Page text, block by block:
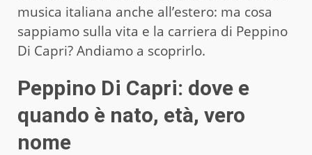
musica italiana anche all’estero: ma cosa
sappiamo sulla vita e la carriera di Peppino
Di Capri? Andiamo a scoprirlo.
Peppino Di Capri: dove e
quando è nato, età, vero
nome